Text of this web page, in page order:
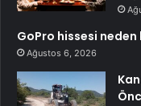
GoPro hissesi
Ağustos 6, 2026